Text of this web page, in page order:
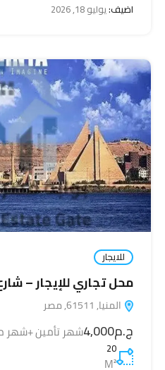
اضيف:يوليو 18, 2026
للايجار
محل تجاري للإيجار –
المنيا, 61511, مصر
ج.م4,000 شهر تأمين +شهر
20
M²